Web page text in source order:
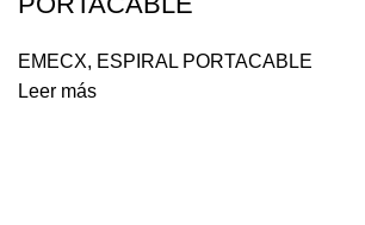
EMECX, ESPIRAL PORTACABLE
Leer más